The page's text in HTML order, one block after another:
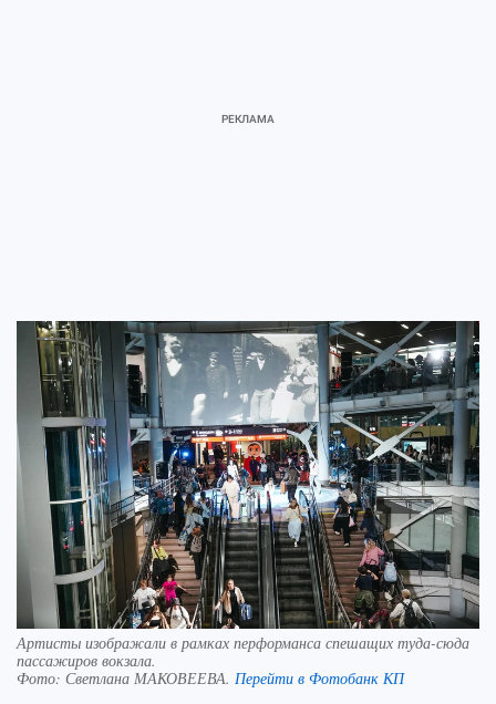
Артисты изображали в рамках перформанса спешащих туда-сюда
пассажиров вокзала.
Фото: Светлана МАКОВЕЕВА. Перейти в Фотобанк КП